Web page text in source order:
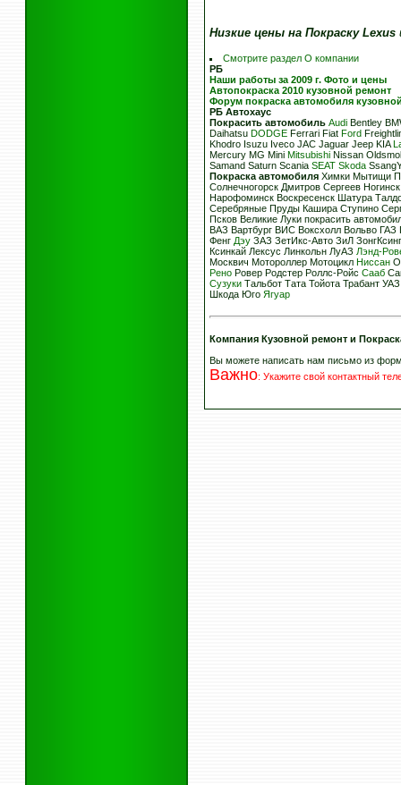
Низкие цены на Покраску Lexus
Смотрите раздел О компании
РБ
Наши работы за 2009 г. Фото и цены
Автопокраска 2010 кузовной ремонт
Форум покраска автомобиля
РБ Автохаус
Покрасить автомобиль Audi Bentley
Daihatsu DODGE Ferrari Fiat Ford
Khodro Isuzu Iveco JAC Jaguar Jeep KIA
Mercury MG Mini Mitsubishi Nissan
Samand Saturn Scania SEAT Skoda
Покраска автомобиля Химки Мытищи
Солнечногорск Дмитров Сергеев
Нарофоминск Воскресенск Шатура
Серебряные Пруды Кашира Ступино
Псков Великие Луки покрасить
ВАЗ Вартбург ВИС Воксхолл Вольво ГАЗ
Фенг Дэу ЗАЗ ЗетИкс-Авто ЗиЛ
Ксинкай Лексус Линкольн ЛуАЗ Лэнд-
Москвич Мотороллер Мотоцикл Ниссан
Рено Ровер Родстер Роллс-Ройс Сааб
Сузуки Тальбот Тата Тойота Трабант
Шкода Юго Ягуар
Компания Кузовной ремонт и
Вы можете написать нам письмо из
Важно: Укажите свой контактный